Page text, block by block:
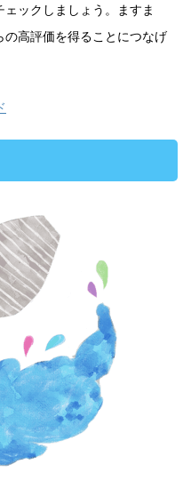
ックしましょう。ますま
高評価を得ることにつなげ